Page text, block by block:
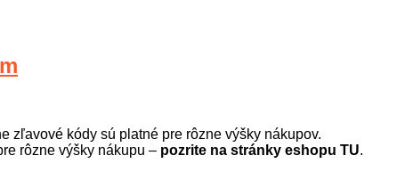
zľavové kódy sú platné pre rôzne výšky nákupov.
rôzne výšky nákupu – pozrite na stránky eshopu TU.